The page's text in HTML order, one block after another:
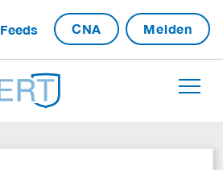
Feeds CNA Melden